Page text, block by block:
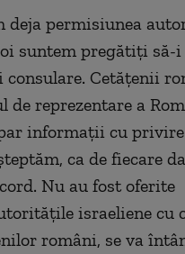
deja permisiunea
suntem pregătiți să-i
Cetățenii
reprezentare a
informații cu
ca de fiecare
Nu au fost oferite
israeliene cu
români, se va